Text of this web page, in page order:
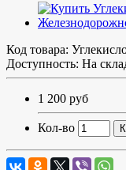
Код товара:
Доступность: На
1 200 руб
Кол-во